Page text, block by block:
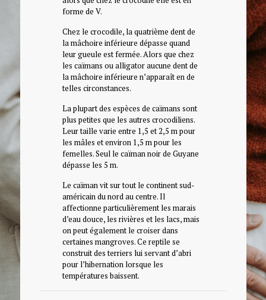
forme de V.
Chez le crocodile, la quatrième dent de
la mâchoire inférieure dépasse quand
leur gueule est fermée. Alors que chez
les caïmans ou alligator aucune dent de
la mâchoire inférieure n’apparaît en de
telles circonstances.
La plupart des espèces de caïmans sont
plus petites que les autres crocodiliens.
Leur taille varie entre 1,5 et 2,5 m pour
les mâles et environ 1,5 m pour les
femelles. Seul le caïman noir de Guyane
dépasse les 5 m.
Le caïman vit sur tout le continent sud-
américain du nord au centre. Il
affectionne particulièrement les marais
d’eau douce, les rivières et les lacs, mais
on peut également le croiser dans
certaines mangroves. Ce reptile se
construit des terriers lui servant d’abri
pour l’hibernation lorsque les
températures baissent.